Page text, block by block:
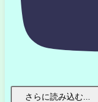
さらに読み込む...